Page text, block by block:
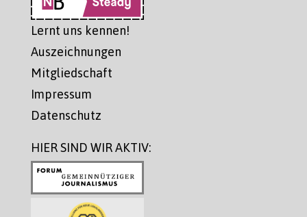
Lernt uns kennen!
Auszeichnungen
Mitgliedschaft
Impressum
Datenschutz
HIER SIND WIR AKTIV: